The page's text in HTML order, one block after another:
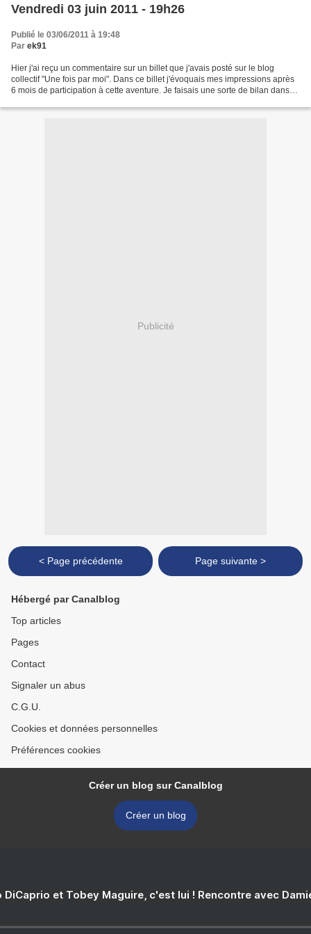
Vendredi 03 juin 2011 - 19h26
Publié le 03/06/2011 à 19:48
Par ek91
Hier j'ai reçu un commentaire sur un billet que j'avais posté sur le blog
collectif "Une fois par moi". Dans ce billet j'évoquais mes impressions après
6 mois de participation à cette aventure. Je faisais une sorte de bilan dans
Publicité
< Page précédente Page suivante >
Hébergé par Canalblog
Top articles
Pages
Contact
Signaler un abus
C.G.U.
Cookies et données personnelles
Préférences cookies
Créer un blog sur Canalblog
Créer un blog
DiCaprio et Tobey Maguire, c'est lui ! Rencontre avec